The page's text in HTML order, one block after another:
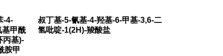
-4-
基甲酰
丙基)-
胺甲
叔丁基-5-氰基-4-羟基-6-甲基-3,6-二
氢吡啶-1(2H)-羧酸盐